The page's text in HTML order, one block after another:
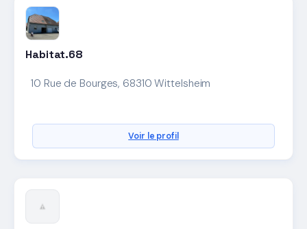
Habitat.68
10 Rue de Bourges, 68310 Wittelsheim
Voir le profil